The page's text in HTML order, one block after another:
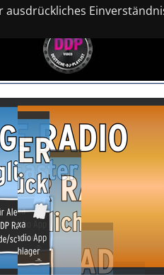
ausdrückliches